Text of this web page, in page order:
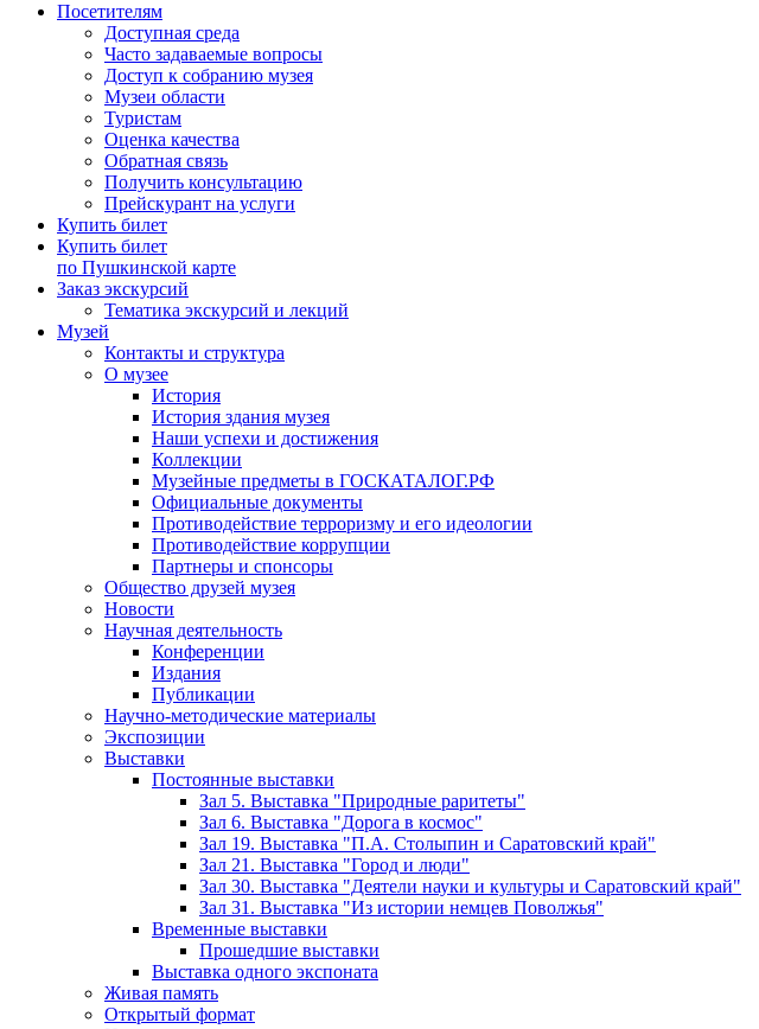
Посетителям
Доступная среда
Часто задаваемые вопросы
Доступ к собранию музея
Музеи области
Туристам
Оценка качества
Обратная связь
Получить консультацию
Прейскурант на услуги
Купить билет
Купить билет
по Пушкинской карте
Заказ экскурсий
Тематика экскурсий и лекций
Музей
Контакты и структура
О музее
История
История здания музея
Наши успехи и достижения
Коллекции
Музейные предметы в ГОСКАТАЛОГ.РФ
Официальные документы
Противодействие терроризму и его идеологии
Противодействие коррупции
Партнеры и спонсоры
Общество друзей музея
Новости
Научная деятельность
Конференции
Издания
Публикации
Научно-методические материалы
Экспозиции
Выставки
Постоянные выставки
Зал 5. Выставка "Природные раритеты"
Зал 6. Выставка "Дорога в космос"
Зал 19. Выставка "П.А. Столыпин и Саратовский край"
Зал 21. Выставка "Город и люди"
Зал 30. Выставка "Деятели науки и культуры и Саратовский край"
Зал 31. Выставка "Из истории немцев Поволжья"
Временные выставки
Прошедшие выставки
Выставка одного экспоната
Живая память
Открытый формат